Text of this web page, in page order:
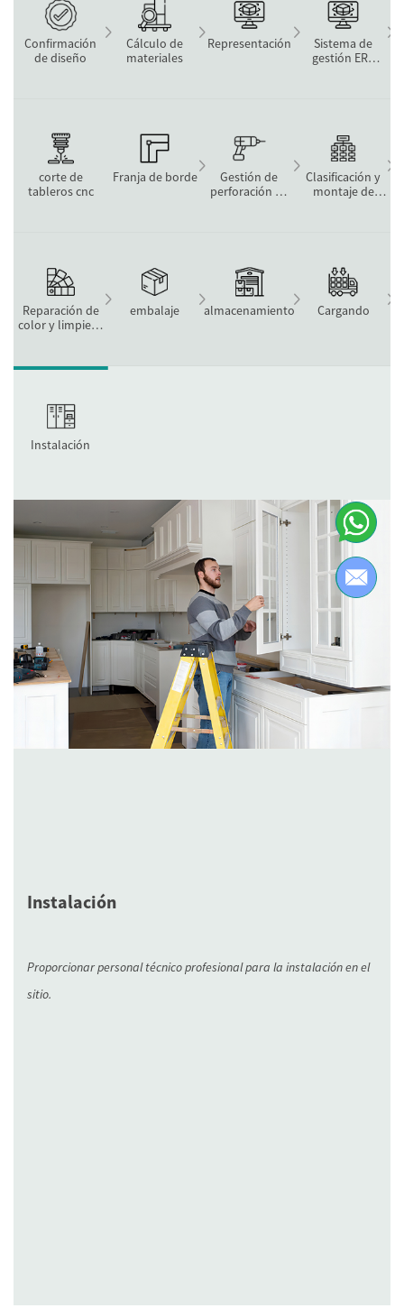
Confirmación
de diseño
Cálculo de
materiales
Representación
Sistema de
gestión ERP
corte de
tableros cnc
Franja de borde
Gestión de
perforación de
Clasificación y
montaje de
Reparación de
color y limpieza
embalaje almacenamiento Cargando
Instalación
Instalación
Proporcionar personal técnico profesional para la instalación en el
sitio.